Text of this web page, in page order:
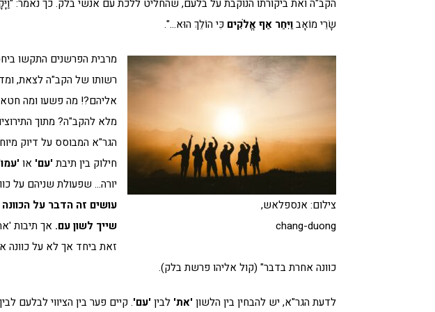
הקב"ה ואת ביקורתו הנוקבת על בלעם, שהחליט ללכת עם אנשי בלק. כך נאמר:
שָׂרֵי מוֹאָבוַיִּחַר אַף אֱלֹקִים כִּי הוֹלֵךְ הוּא…".
צילום: אנספלאש,
chang-duong
מרבית הפרשנים התקשו
רשותו של הקב"ה לצאת,
אליהם?! מה פשעו ומה
מלא להקב"ה? מתוך
הגר"א המבוסס על דיוק
חילוק בין תיבת'עם' או
יורה… שפעולת שניהם על
עושים זה הדבר על
שייך לשון עם. אך תיבות
זאת ביחד אך לא על
כוונה אחרת בדבר" (קול אליהו פרשת בלק).
לדעת הגר"א, יש להבחין בין הלשון'את' לבין'עם'. קיים פער בין הציווי לבלעם